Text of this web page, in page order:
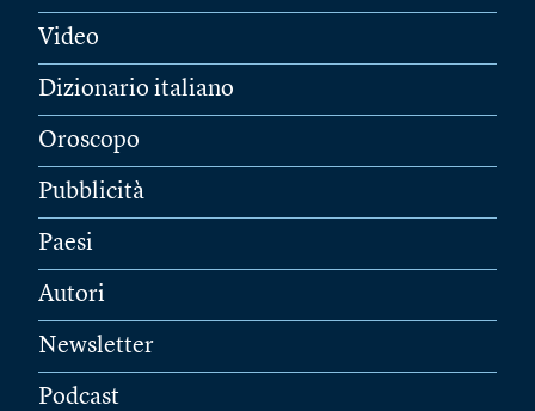
Video
Dizionario italiano
Oroscopo
Pubblicità
Paesi
Autori
Newsletter
Podcast